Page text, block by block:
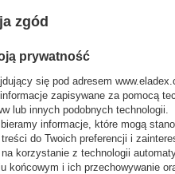
wygodny dostęp do produktów
widoczność oferty.
(statyczne): zapewnia
i świeżość
podkreśla walory
i obniżając koszty eksploatacji.
ustawienie urządzenia nawet
w każdym miejscu.
: dostosowany do
warunkach, odpowiednio
zgód
prywatność
się pod adresem
zapisywane za pomocą
lub innych podobnych technologii.
informacje, które mogą
do Twoich preferencji i
korzystanie z technologii
końcowym i ich przechowywanie